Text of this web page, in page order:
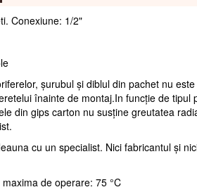
Conexiune: 1/2"
șurubul și diblul din pachet nu
înainte de montaj.In funcție de tipul
din gips carton nu susține greutatea
cu un specialist. Nici fabricantul și
de operare: 75 °C